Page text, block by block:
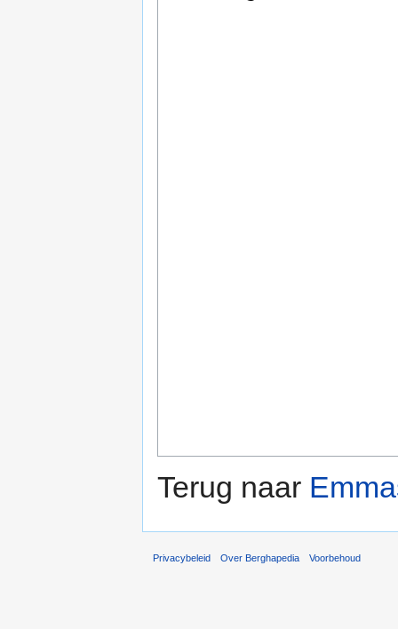
Terug naar
Privacybeleid Over Berghapedia Voorbehoud